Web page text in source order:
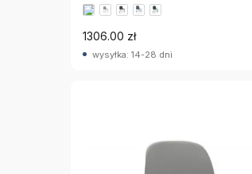
1306.00 zł
wysyłka: 14-28 dni